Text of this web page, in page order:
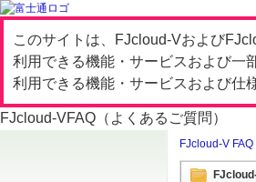
このサイトは、FJcloud-Vおよび
利用できる機能・サービスおよび一
利用できる機能・サービスおよび仕
FJcloud-VFAQ（よくあるご質問）
FJcloud-V FAQ